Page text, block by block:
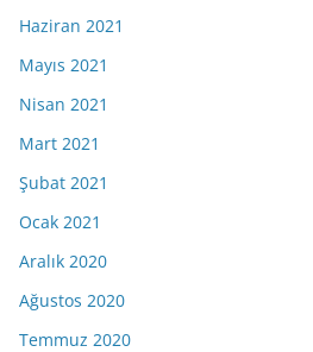
Haziran 2021
Mayıs 2021
Nisan 2021
Mart 2021
Şubat 2021
Ocak 2021
Aralık 2020
Ağustos 2020
Temmuz 2020